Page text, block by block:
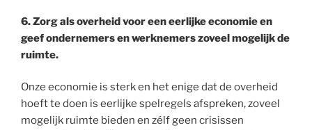
6. Zorg als overheid voor een eerlijke economie en
geef ondernemers en werknemers zoveel mogelijk de
ruimte.
Onze economie is sterk en het enige dat de overheid
hoeft te doen is eerlijke spelregels afspreken, zoveel
mogelijk ruimte bieden en zélf geen crisissen